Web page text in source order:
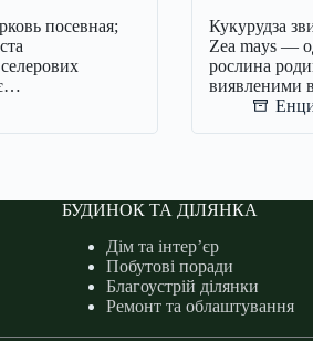
посевная;
Кукурудза
Zea mays —
рослина
виявленими
БУДИНОК ТА ДІЛЯНКА
Дім та інтер’єр
Побутові поради
Благоустрій ділянки
Ремонт та облаштування